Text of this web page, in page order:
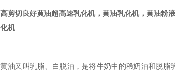
高剪切良好黄油超高速乳化机，黄油乳化机，黄油粉
化机
黄油又叫乳脂、白脱油，是将牛奶中的稀奶油和脱